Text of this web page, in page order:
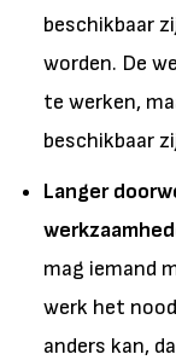
beschikbaar
worden. De
te werken,
beschikbaar
Langer
mag iemand
werk het
anders kan,